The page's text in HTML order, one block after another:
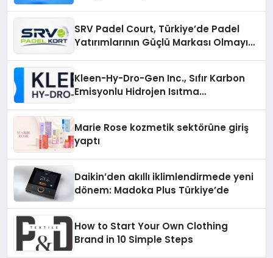
SRV Padel Court, Türkiye’de Padel
Yatırımlarının Güçlü Markası Olmayı
Kleen-Hy-Dro-Gen Inc., Sıfır Karbon
Emisyonlu Hidrojen Isıtma
Marie Rose kozmetik sektörüne giriş
yaptı
Daikin’den akıllı iklimlendirmede yeni
dönem: Madoka Plus Türkiye’de
How to Start Your Own Clothing
Brand in 10 Simple Steps